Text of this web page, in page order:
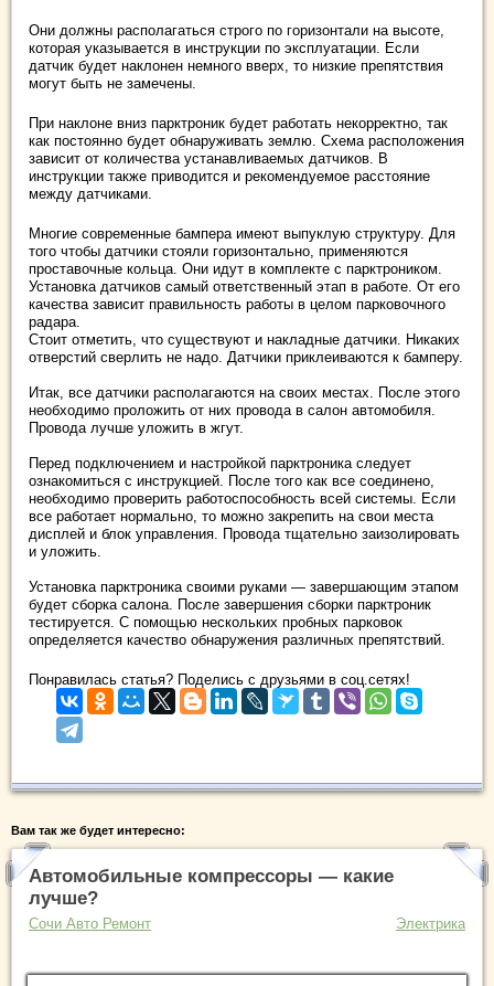
Они должны располагаться строго по горизонтали на высоте,
которая указывается в инструкции по эксплуатации. Если
датчик будет наклонен немного вверх, то низкие препятствия
могут быть не замечены.
При наклоне вниз парктроник будет работать некорректно, так
как постоянно будет обнаруживать землю. Схема расположения
зависит от количества устанавливаемых датчиков. В
инструкции также приводится и рекомендуемое расстояние
между датчиками.
Многие современные бампера имеют выпуклую структуру. Для
того чтобы датчики стояли горизонтально, применяются
проставочные кольца. Они идут в комплекте с парктроником.
Установка датчиков самый ответственный этап в работе. От его
качества зависит правильность работы в целом парковочного
радара.
Стоит отметить, что существуют и накладные датчики. Никаких
отверстий сверлить не надо. Датчики приклеиваются к бамперу.
Итак, все датчики располагаются на своих местах. После этого
необходимо проложить от них провода в салон автомобиля.
Провода лучше уложить в жгут.
Перед подключением и настройкой парктроника следует
ознакомиться с инструкцией. После того как все соединено,
необходимо проверить работоспособность всей системы. Если
все работает нормально, то можно закрепить на свои места
дисплей и блок управления. Провода тщательно заизолировать
и уложить.
Установка парктроника своими руками — завершающим этапом
будет сборка салона. После завершения сборки парктроник
тестируется. С помощью нескольких пробных парковок
определяется качество обнаружения различных препятствий.
Понравилась статья? Поделись с друзьями в соц.сетях!
Вам так же будет интересно:
Автомобильные компрессоры — какие
лучше?
Сочи Авто Ремонт Электрика